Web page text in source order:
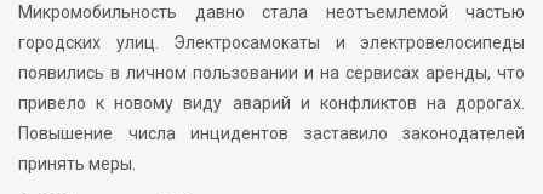
Микромобильность давно стала неотъемлемой частью
городских улиц. Электросамокаты и электровелосипеды
появились в личном пользовании и на сервисах аренды, что
привело к новому виду аварий и конфликтов на дорогах.
Повышение числа инцидентов заставило законодателей
принять меры.